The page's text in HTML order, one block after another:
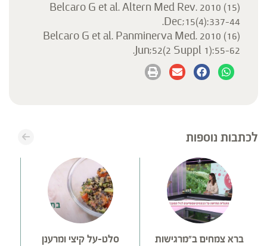
(15) Belcaro G et al. Altern Med Rev. 2010
Dec;15(4):337-44.
(16) Belcaro G et al. Panminerva Med. 2010
Jun;52(2 Suppl 1):55-62.
לכתבות נוספות
ברא צמחים ב"מרגישות
סלט-על קיצי ומרענן